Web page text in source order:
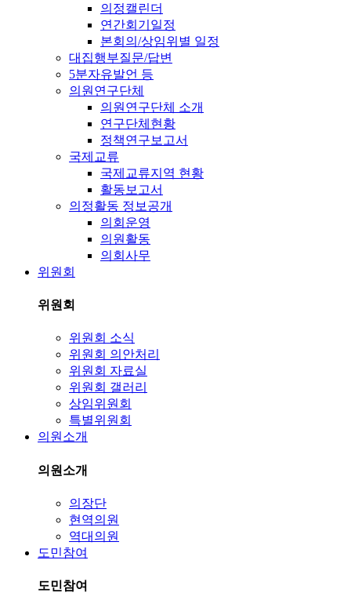
의정캘린더
연간회기일정
본회의/상임위별 일정
대집행부질문/답변
5분자유발언 등
의원연구단체
의원연구단체 소개
연구단체현황
정책연구보고서
국제교류
국제교류지역 현황
활동보고서
의정활동 정보공개
의회운영
의원활동
의회사무
위원회
위원회
위원회 소식
위원회 의안처리
위원회 자료실
위원회 갤러리
상임위원회
특별위원회
의원소개
의원소개
의장단
현역의원
역대의원
도민참여
도민참여